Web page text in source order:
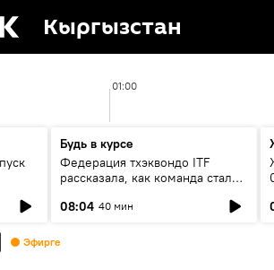
Кыргызстан
01:00
Будь в курсе
Федерация тхэквондо ITF
рассказала, как команда стала
08:04 40 мин
Эфирге